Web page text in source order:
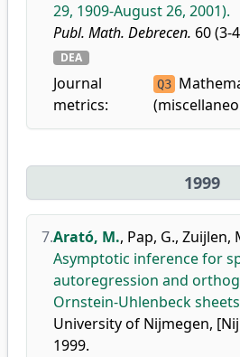
29, 1909-August 26, 2001).
Publ. Math. Debrecen. 60 (3-
DEA
Journal
metrics:
Q3
1999
7.Arató, M., Pap, G., Zuijlen,
Asymptotic inference for
autoregression and
Ornstein-Uhlenbeck
University of Nijmegen,
1999.